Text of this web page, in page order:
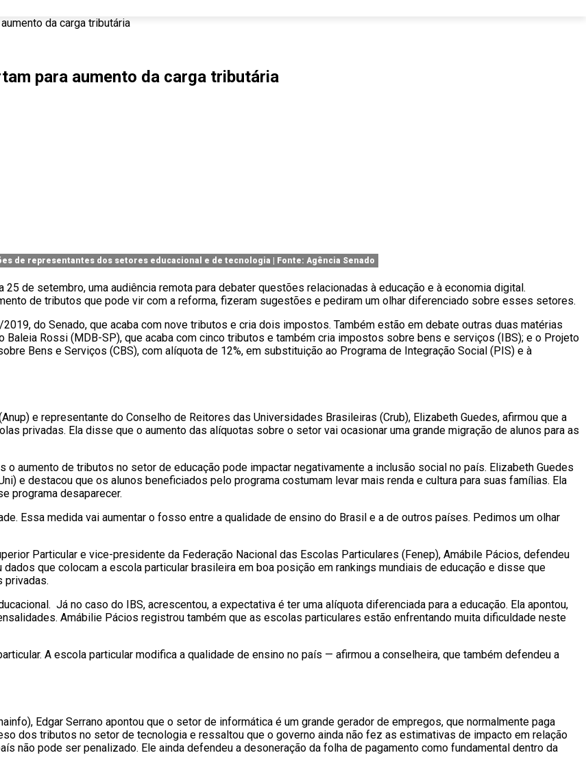
da carga tributária
para aumento da carga tributária
de representantes dos setores educacional e de tecnologia | Fonte: Agência Senado
de setembro, uma audiência remota para debater questões relacionadas à educação e à economia digital.
de tributos que pode vir com a reforma, fizeram sugestões e pediram um olhar diferenciado sobre esses setores.
do Senado, que acaba com nove tributos e cria dois impostos. Também estão em debate outras duas matérias
Baleia Rossi (MDB-SP), que acaba com cinco tributos e também cria impostos sobre bens e serviços (IBS); e o Projeto
Bens e Serviços (CBS), com alíquota de 12%, em substituição ao Programa de Integração Social (PIS) e à
e representante do Conselho de Reitores das Universidades Brasileiras (Crub), Elizabeth Guedes, afirmou que a
privadas. Ela disse que o aumento das alíquotas sobre o setor vai ocasionar uma grande migração de alunos para as
o aumento de tributos no setor de educação pode impactar negativamente a inclusão social no país. Elizabeth Guedes
e destacou que os alunos beneficiados pelo programa costumam levar mais renda e cultura para suas famílias. Ela
programa desaparecer.
Essa medida vai aumentar o fosso entre a qualidade de ensino do Brasil e a de outros países. Pedimos um olhar
Particular e vice-presidente da Federação Nacional das Escolas Particulares (Fenep), Amábile Pácios, defendeu
que colocam a escola particular brasileira em boa posição em rankings mundiais de educação e disse que
privadas.
Já no caso do IBS, acrescentou, a expectativa é ter uma alíquota diferenciada para a educação. Ela apontou,
Amábilie Pácios registrou também que as escolas particulares estão enfrentando muita dificuldade neste
A escola particular modifica a qualidade de ensino no país — afirmou a conselheira, que também defendeu a
Edgar Serrano apontou que o setor de informática é um grande gerador de empregos, que normalmente paga
dos tributos no setor de tecnologia e ressaltou que o governo ainda não fez as estimativas de impacto em relação
não pode ser penalizado. Ele ainda defendeu a desoneração da folha de pagamento como fundamental dentro da